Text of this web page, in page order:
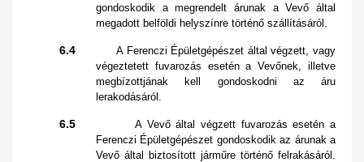
gondoskodik a megrendelt árunak a Vevő által
megadott belföldi helyszínre történő szállításáról.
6.4A Ferenczi Épületgépészet által végzett, vagy
végeztetett fuvarozás esetén a Vevőnek, illetve
megbízottjának kell gondoskodni az áru
lerakodásáról.
6.5A Vevő által végzett fuvarozás esetén a
Ferenczi Épületgépészet gondoskodik az árunak a
Vevő által biztosított járműre történő felrakásáról.